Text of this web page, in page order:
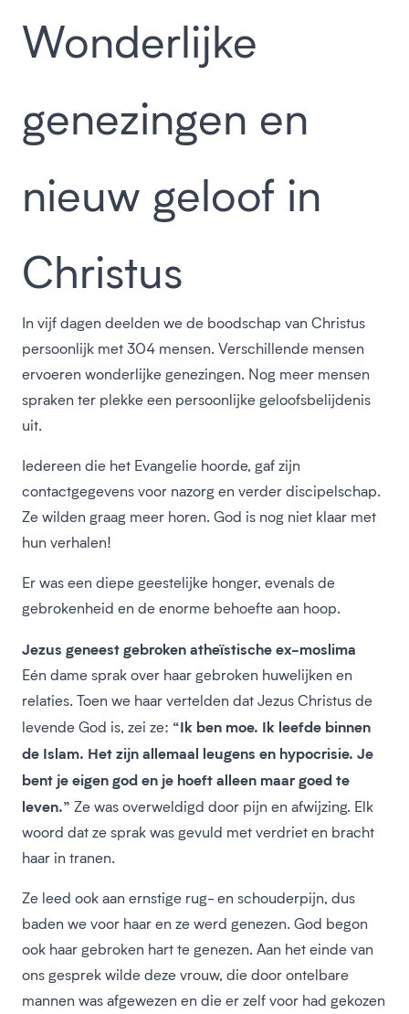
Wonderlijke
genezingen en
nieuw geloof in
Christus
In vijf dagen deelden we de boodschap van Christus
persoonlijk met 304 mensen. Verschillende mensen
ervoeren wonderlijke genezingen. Nog meer mensen
spraken ter plekke een persoonlijke geloofsbelijdenis
uit.
Iedereen die het Evangelie hoorde, gaf zijn
contactgegevens voor nazorg en verder discipelschap.
Ze wilden graag meer horen. God is nog niet klaar met
hun verhalen!
Er was een diepe geestelijke honger, evenals de
gebrokenheid en de enorme behoefte aan hoop.
Jezus geneest gebroken atheïstische ex-moslima
Eén dame sprak over haar gebroken huwelijken en
relaties. Toen we haar vertelden dat Jezus Christus de
levende God is, zei ze: “Ik ben moe. Ik leefde binnen
de Islam. Het zijn allemaal leugens en hypocrisie. Je
bent je eigen god en je hoeft alleen maar goed te
leven.” Ze was overweldigd door pijn en afwijzing. Elk
woord dat ze sprak was gevuld met verdriet en bracht
haar in tranen.
Ze leed ook aan ernstige rug- en schouderpijn, dus
baden we voor haar en ze werd genezen. God begon
ook haar gebroken hart te genezen. Aan het einde van
ons gesprek wilde deze vrouw, die door ontelbare
mannen was afgewezen en die er zelf voor had gekozen